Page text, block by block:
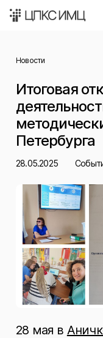
Новости
Итоговая
Петербурга
28.05.2025
28 мая в